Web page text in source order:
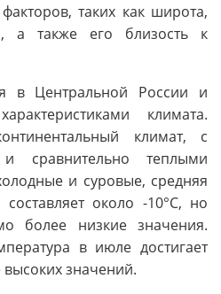
таких как широта,
а также его близость к
в Центральной России и
климата.
климат, с
сравнительно теплыми
и суровые, средняя
около -10°C, но
более низкие значения.
в июле достигает
высоких значений.